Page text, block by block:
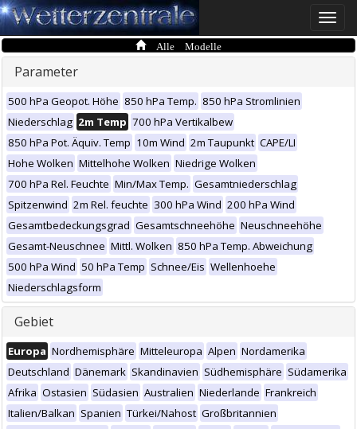
Toggle
Alle Modelle
Parameter
500 hPa Geopot. Höhe 850 hPa Temp. 850 hPa Stromlinien
Niederschlag 2m Temp 700 hPa Vertikalbew
850 hPa Pot. Äquiv. Temp 10m Wind 2m Taupunkt CAPE/LI
Hohe Wolken Mittelhohe Wolken Niedrige Wolken
700 hPa Rel. Feuchte Min/Max Temp. Gesamtniederschlag
Spitzenwind 2m Rel. feuchte 300 hPa Wind 200 hPa Wind
Gesamtbedeckungsgrad Gesamtschneehöhe Neuschneehöhe
Gesamt-Neuschnee Mittl. Wolken 850 hPa Temp. Abweichung
500 hPa Wind 50 hPa Temp Schnee/Eis Wellenhoehe
Niederschlagsform
Gebiet
Europa Nordhemisphäre Mitteleuropa Alpen Nordamerika
Deutschland Dänemark Skandinavien Südhemisphäre Südamerika
Afrika Ostasien Südasien Australien Niederlande Frankreich
Italien/Balkan Spanien Türkei/Nahost Großbritannien